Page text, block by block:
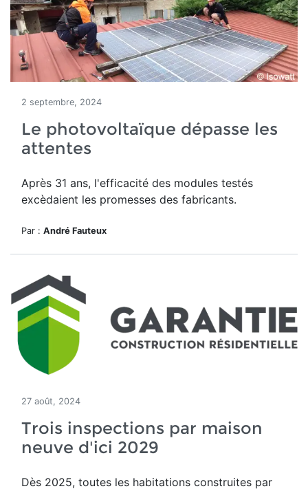
2 septembre, 2024
Le photovoltaïque dépasse les
attentes
Après 31 ans, l'efficacité des modules testés
excèdaient les promesses des fabricants.
Par : André Fauteux
27 août, 2024
Trois inspections par maison
neuve d'ici 2029
Dès 2025, toutes les habitations construites par